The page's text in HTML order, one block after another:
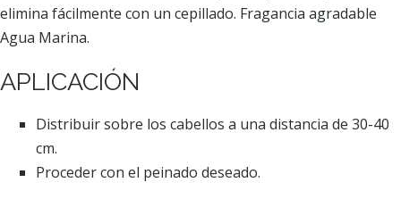
elimina fácilmente con un cepillado. Fragancia agradable
Agua Marina.
APLICACIÓN
Distribuir sobre los cabellos a una distancia de 30-40
cm.
Proceder con el peinado deseado.